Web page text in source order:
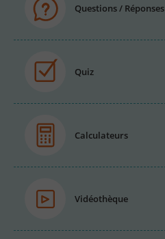
Questions / Réponses
Quiz
Calculateurs
Vidéothèque